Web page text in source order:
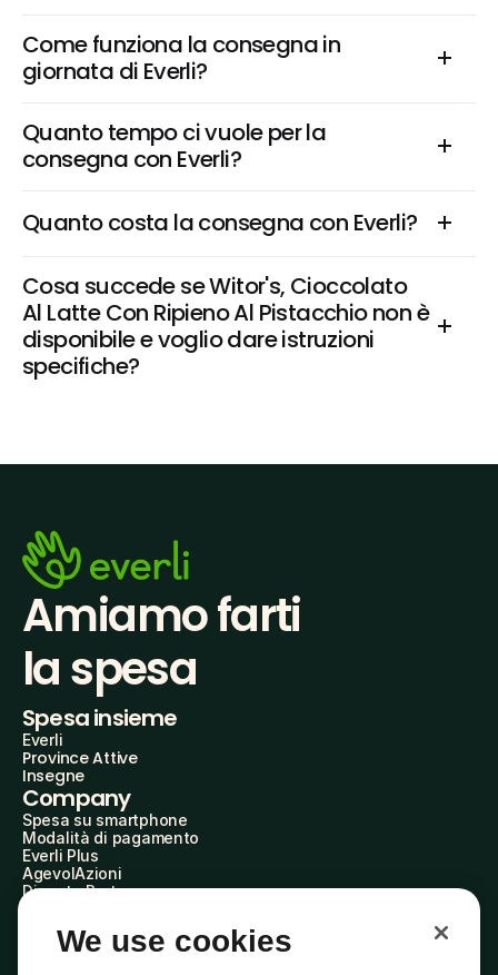
Come funziona la consegna in
giornata di Everli?
Quanto tempo ci vuole per la
consegna con Everli?
Quanto costa la consegna con Everli?
Cosa succede se Witor's, Cioccolato
Al Latte Con Ripieno Al Pistacchio non è
disponibile e voglio dare istruzioni
specifiche?
Amiamo farti
la spesa
Spesa insieme
Everli
Province Attive
Insegne
Company
Spesa su smartphone
Modalità di pagamento
Everli Plus
AgevolAzioni
Diventa Partner
Everli Shoppers
About Us
We use cookies